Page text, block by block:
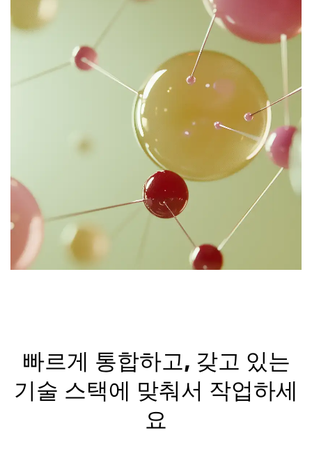
빠르게 통합하고, 갖고 있는
기술 스택에 맞춰서 작업하세
요